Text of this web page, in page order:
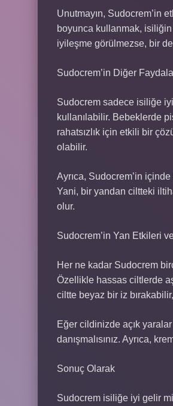
Unutmayın, Sudocrem’in
boyunca kullanmak,
iyileşme görülmezse, bir
Sudocrem’in Diğer
Sudocrem sadece isiliğe
kullanılabilir. Bebeklerde
rahatsızlık için etkili bir
olabilir.
Ayrıca, Sudocrem’in
Yani, bir yandan ciltteki
olur.
Sudocrem’in Yan Etkileri
Her ne kadar Sudocrem
Özellikle hassas ciltlerde
ciltte beyaz bir iz
Eğer cildinizde açık
danışmalısınız. Ayrıca,
Sonuç Olarak
Sudocrem isiliğe iyi gelir